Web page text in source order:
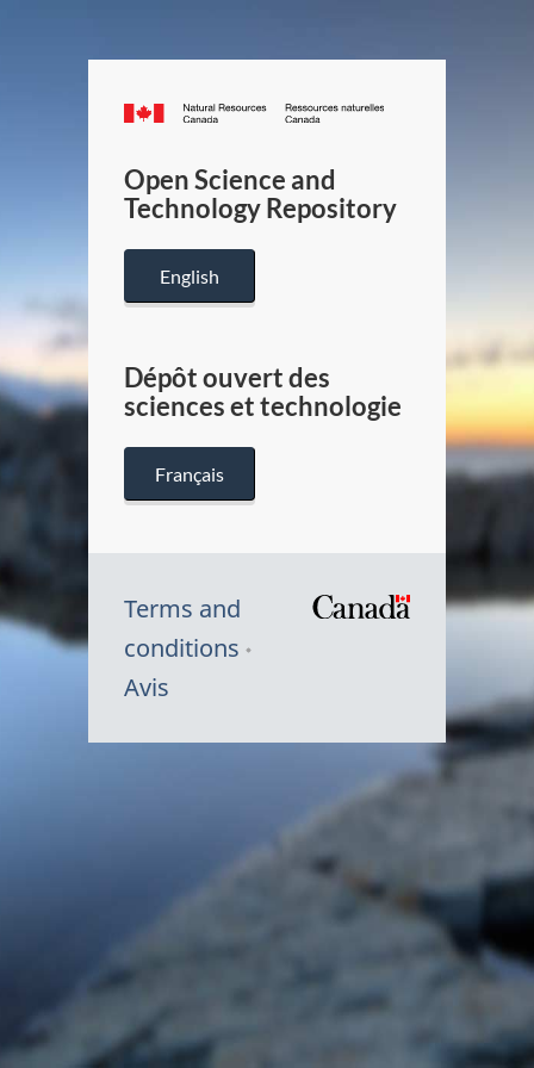
Canada.ca
/
Canada
Open Science and
Technology Repository
English
Dépôt ouvert des
sciences et technologie
Français
Terms and
conditions
Avis
du